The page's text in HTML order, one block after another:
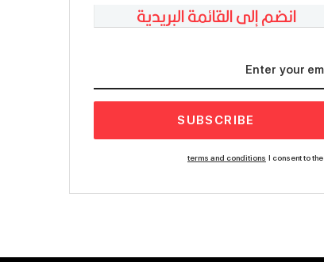
انضم إلى القائمة البريدية
SUBSCRIBE
I consent to the
terms and conditions